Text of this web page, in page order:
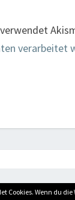
verarbeitet
Cookies. Wenn du